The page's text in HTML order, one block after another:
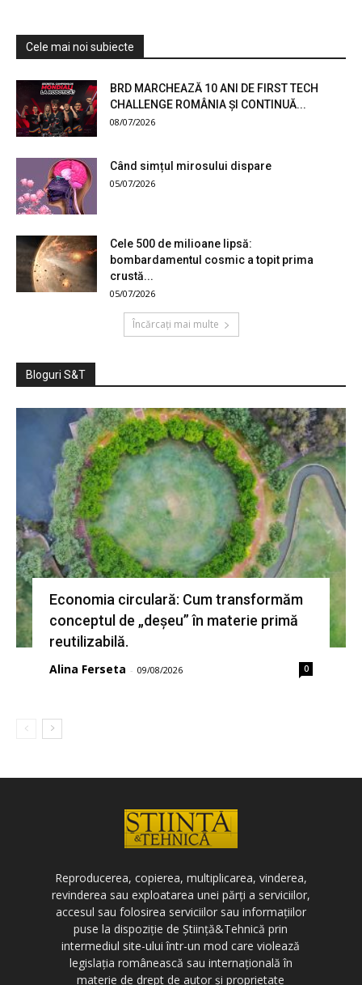
Cele mai noi subiecte
BRD MARCHEAZĂ 10 ANI DE FIRST TECH
CHALLENGE ROMÂNIA ȘI CONTINUĂ...
08/07/2026
Când simțul mirosului dispare
05/07/2026
Cele 500 de milioane lipsă:
bombardamentul cosmic a topit prima
crustă...
05/07/2026
Încărcați mai multe
Bloguri S&T
Economia circulară: Cum transformăm
conceptul de „deșeu” în materie primă
reutilizabilă.
Alina Ferseta - 09/08/2026 0
Reproducerea, copierea, multiplicarea, vinderea,
revinderea sau exploatarea unei părți a serviciilor,
accesul sau folosirea serviciilor sau informațiilor
puse la dispoziție de Știință&Tehnică prin
intermediul site-ului într-un mod care violează
legislația românească sau internațională în
materie de drept de autor și proprietate